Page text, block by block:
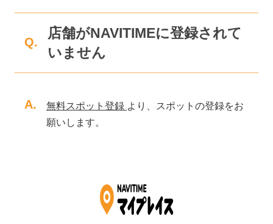
Q.
店舗がNAVITIMEに登録されて
いません
A. 無料スポット登録 より、スポットの登録をお
願いします。